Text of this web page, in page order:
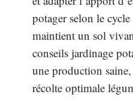
potager selon le
maintient un sol
conseils jardinage
une production
récolte optimale